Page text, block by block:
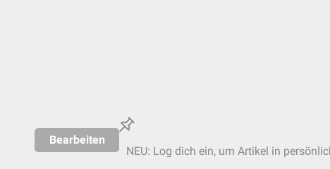
Bearbeiten
NEU: Log dich ein, um Artikel in